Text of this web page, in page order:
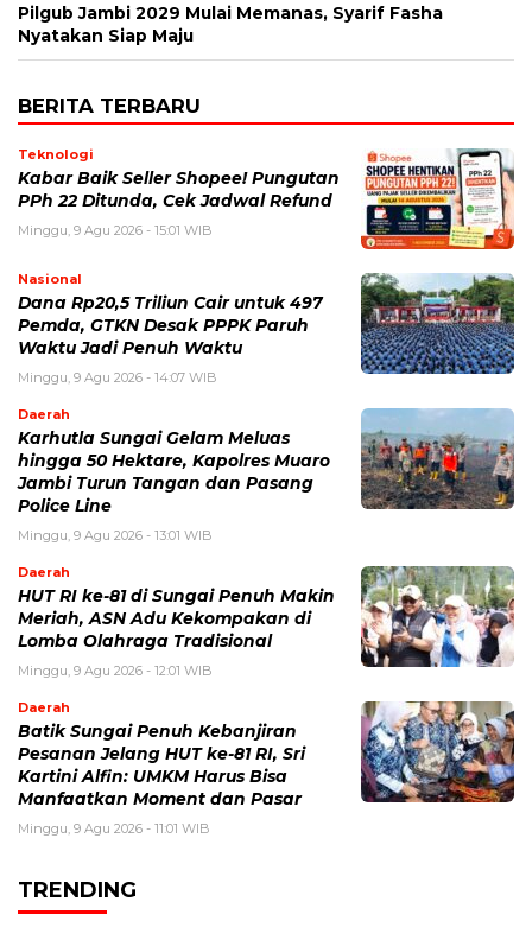
Pilgub Jambi 2029 Mulai Memanas, Syarif Fasha
Nyatakan Siap Maju
BERITA TERBARU
Teknologi
Kabar Baik Seller Shopee! Pungutan
PPh 22 Ditunda, Cek Jadwal Refund
Minggu, 9 Agu 2026 - 15:01 WIB
Nasional
Dana Rp20,5 Triliun Cair untuk 497
Pemda, GTKN Desak PPPK Paruh
Waktu Jadi Penuh Waktu
Minggu, 9 Agu 2026 - 14:07 WIB
Daerah
Karhutla Sungai Gelam Meluas
hingga 50 Hektare, Kapolres Muaro
Jambi Turun Tangan dan Pasang
Police Line
Minggu, 9 Agu 2026 - 13:01 WIB
Daerah
HUT RI ke-81 di Sungai Penuh Makin
Meriah, ASN Adu Kekompakan di
Lomba Olahraga Tradisional
Minggu, 9 Agu 2026 - 12:01 WIB
Daerah
Batik Sungai Penuh Kebanjiran
Pesanan Jelang HUT ke-81 RI, Sri
Kartini Alfin: UMKM Harus Bisa
Manfaatkan Moment dan Pasar
Minggu, 9 Agu 2026 - 11:01 WIB
TRENDING